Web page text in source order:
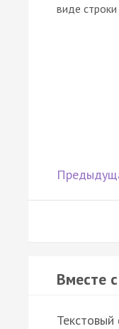
виде
Вместе